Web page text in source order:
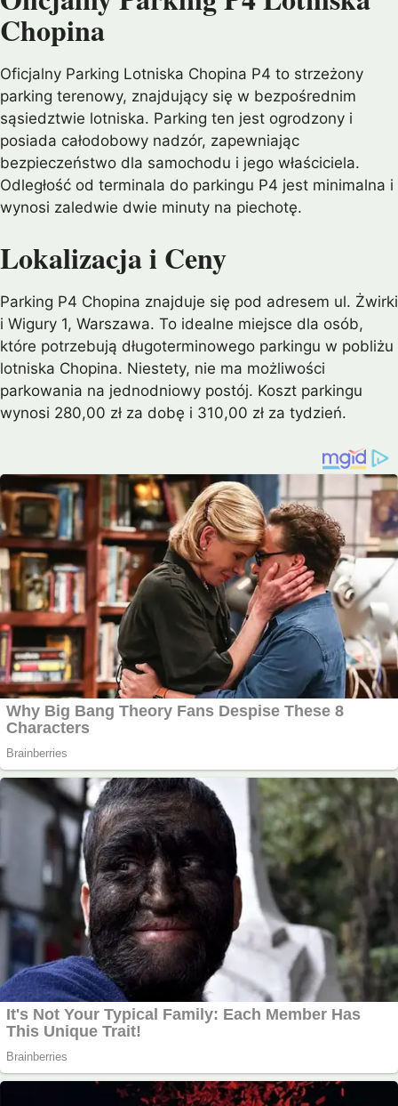
Chopina
Oficjalny Parking Lotniska Chopina P4 to strzeżony
parking terenowy, znajdujący się w bezpośrednim
sąsiedztwie lotniska. Parking ten jest ogrodzony i
posiada całodobowy nadzór, zapewniając
bezpieczeństwo dla samochodu i jego właściciela.
Odległość od terminala do parkingu P4 jest minimalna i
wynosi zaledwie dwie minuty na piechotę.
Lokalizacja i Ceny
Parking P4 Chopina znajduje się pod adresem ul. Żwirki
i Wigury 1, Warszawa. To idealne miejsce dla osób,
które potrzebują długoterminowego parkingu w pobliżu
lotniska Chopina. Niestety, nie ma możliwości
parkowania na jednodniowy postój. Koszt parkingu
wynosi 280,00 zł za dobę i 310,00 zł za tydzień.